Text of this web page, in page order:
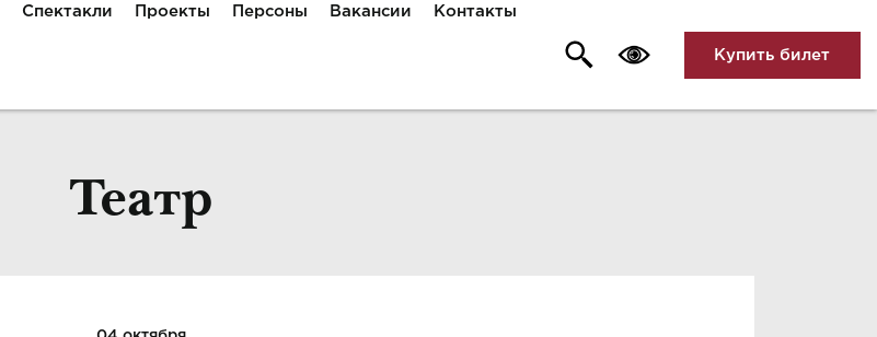
Спектакли Проекты Персоны Вакансии Контакты
Купить билет
Театр